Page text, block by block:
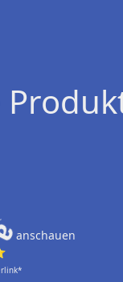
anschauen